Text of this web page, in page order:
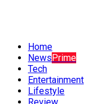
Home
NewsPrime
Tech
Entertainment
Lifestyle